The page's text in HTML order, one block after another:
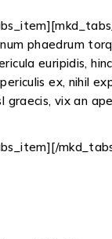
phaedrum
euripidis,
ex, nihil
graecis, vix an